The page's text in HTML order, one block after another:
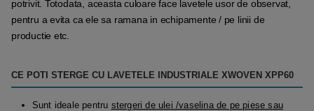
potrivit. Totodata, aceasta culoare face lavetele usor de observat,
pentru a evita ca ele sa ramana in echipamente / pe linii de
productie etc.
CE POTI STERGE CU LAVETELE INDUSTRIALE XWOVEN XPP60
Sunt ideale pentru stergeri de ulei /vaselina de pe piese sau